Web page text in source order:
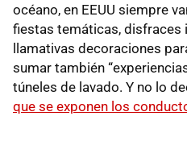
océano, en EEUU siempre
fiestas temáticas, disfraces
llamativas decoraciones
sumar también
túneles de lavado. Y no lo
que se exponen los